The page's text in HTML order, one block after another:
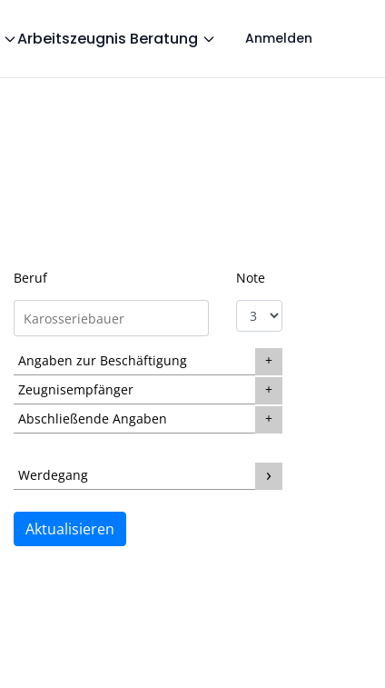
Arbeitszeugnis Beratung Anmelden
Beruf Note
Angaben zur Beschäftigung
Zeugnisempfänger
Abschließende Angaben
Werdegang
Aktualisieren